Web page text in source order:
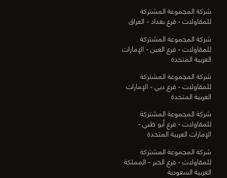
شركة المجموعة المشتركة
للمقاولات - فرع بغداد - العراق
شركة المجموعة المشتركة
للمقاولات - فرع العين - الإمارات
العربية المتحدة
شركة المجموعة المشتركة
للمقاولات - فرع دبي - الإمارات
العربية المتحدة
شركة المجموعة المشتركة
للمقاولات - فرع أبو ظبي -
الإمارات العربية المتحدة
شركة المجموعة المشتركة
للمقاولات - فرع الخبر - المملكة
العربية السعودية